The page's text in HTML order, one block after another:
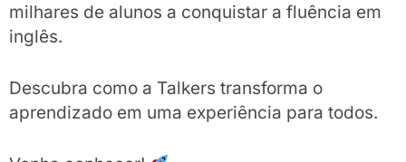
milhares de alunos a conquistar a fluência em
inglês.
Descubra como a Talkers transforma o
aprendizado em uma experiência para todos.